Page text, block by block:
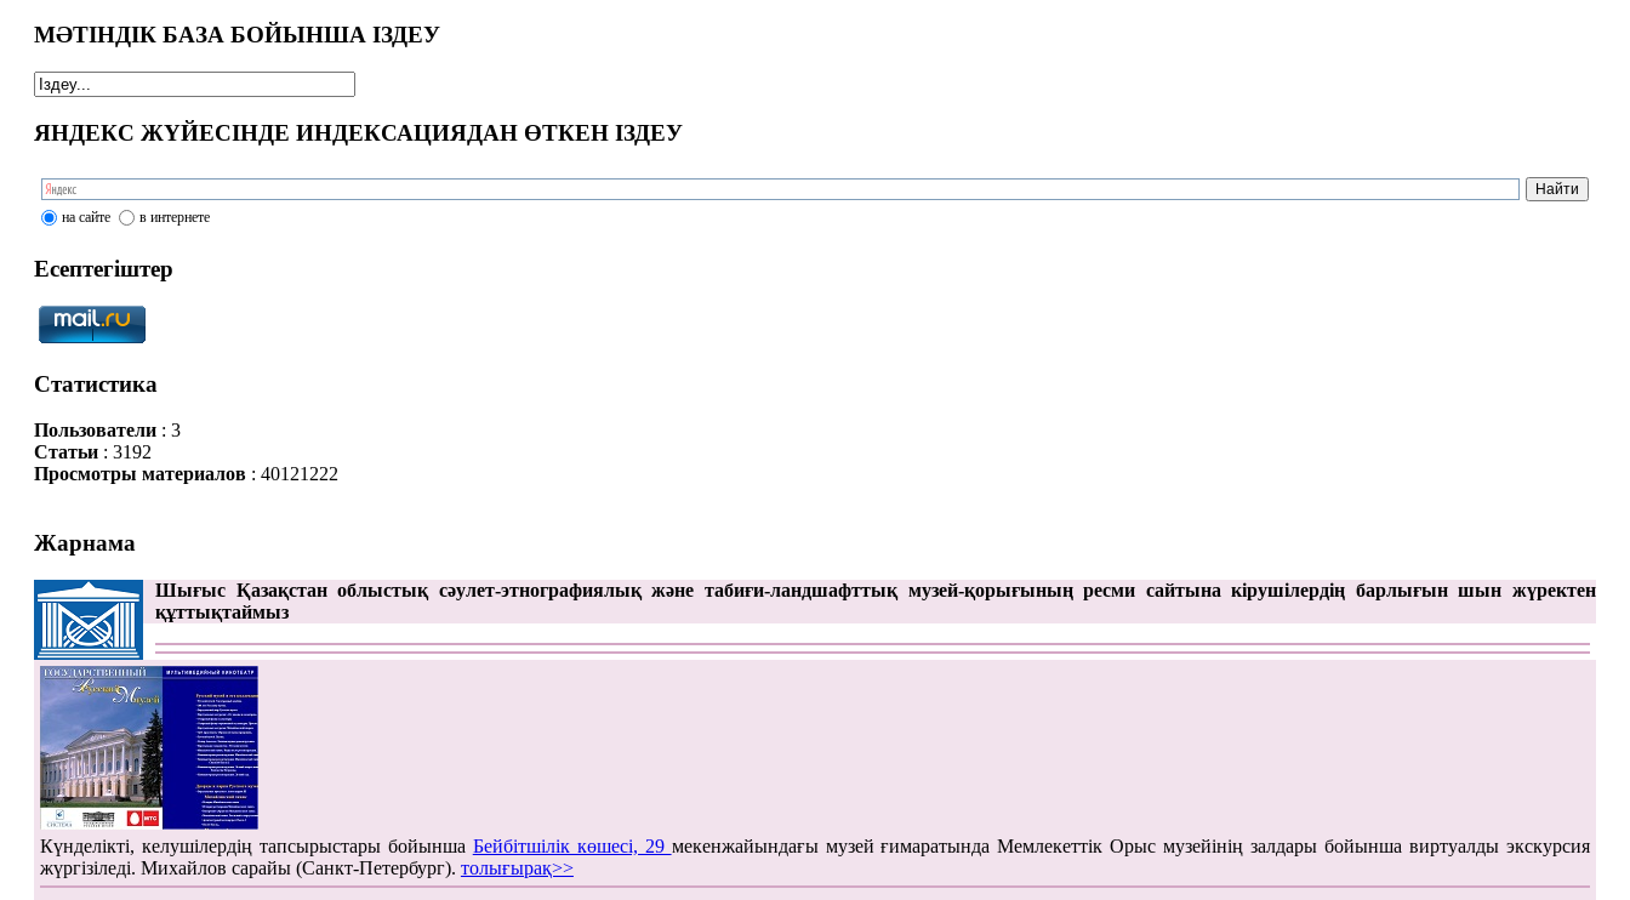
МӘТІНДІК БАЗА БОЙЫНША ІЗДЕУ
ЯНДЕКС ЖҮЙЕСІНДЕ ИНДЕКСАЦИЯДАН ӨТКЕН ІЗДЕУ
на сайте в интернете
Есептегіштер
Статистика
Пользователи: 3
Статьи: 3192
Просмотры материалов: 40121222
Жарнама
Шығыс Қазақстан облыстық сәулет-этнографиялық және табиғи-ландшафттық музей-қорығының ресми сайтына кірушілердің барлығын шын жүректен
құттықтаймыз
Күнделікті, келушілердің тапсырыстары бойынша Бейбітшілік көшесі, 29 мекенжайындағы музей ғимаратында Мемлекеттік Орыс музейінің залдары бойынша виртуалды экскурсия
жүргізіледі. Михайлов сарайы (Санкт-Петербург). толығырақ>>